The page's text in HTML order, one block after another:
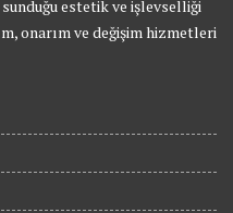
estetik ve işlevselliği
onarım ve değişim hizmetleri